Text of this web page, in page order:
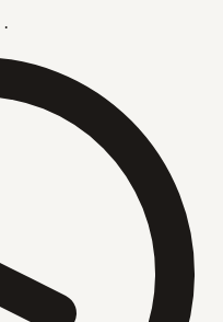
·